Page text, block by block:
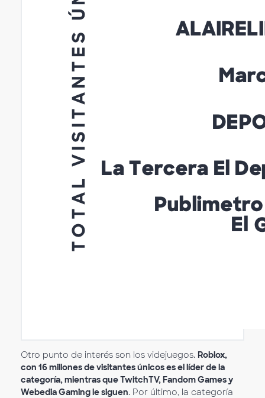
Otro punto de interés son los videjuegos. Roblox,
con 16 millones de visitantes únicos es el líder de la
categoría, mientras que TwitchTV, Fandom Games y
Webedia Gaming le siguen. Por último, la categoría